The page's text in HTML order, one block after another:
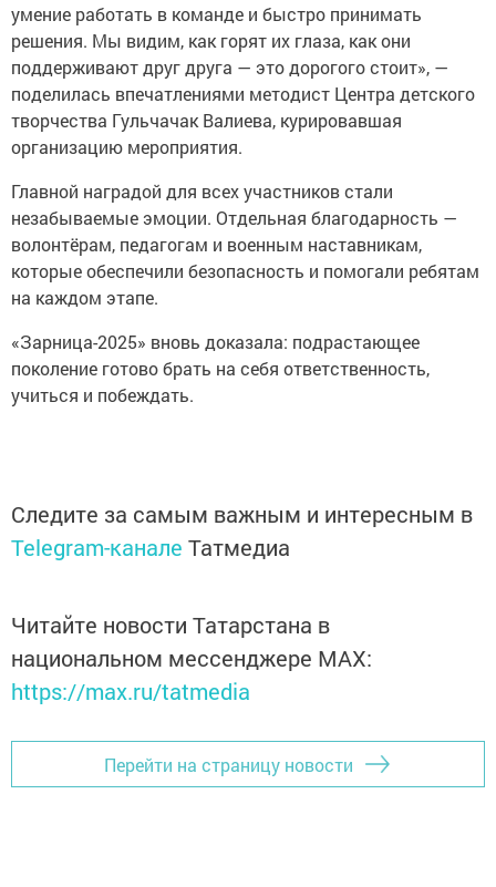
умение работать в команде и быстро принимать
решения. Мы видим, как горят их глаза, как они
поддерживают друг друга — это дорогого стоит», —
поделилась впечатлениями методист Центра детского
творчества Гульчачак Валиева, курировавшая
организацию мероприятия.
Главной наградой для всех участников стали
незабываемые эмоции. Отдельная благодарность —
волонтёрам, педагогам и военным наставникам,
которые обеспечили безопасность и помогали ребятам
на каждом этапе.
«Зарница-2025» вновь доказала: подрастающее
поколение готово брать на себя ответственность,
учиться и побеждать.
Следите за самым важным и интересным в
Telegram-канале Татмедиа
Читайте новости Татарстана в
национальном мессенджере MАХ:
https://max.ru/tatmedia
Перейти на страницу новости